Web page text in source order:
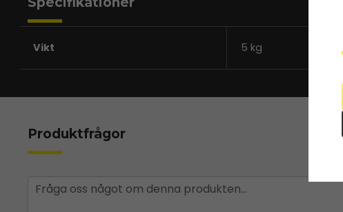
Vikt 5 kg
Produktfrågor
question
Fråga oss något om denna produkten...